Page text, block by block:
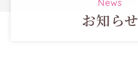
News
お知らせ